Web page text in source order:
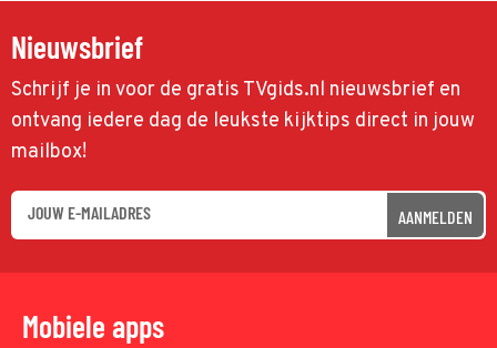
Nieuwsbrief
Schrijf je in voor de gratis TVgids.nl nieuwsbrief en
ontvang iedere dag de leukste kijktips direct in jouw
mailbox!
AANMELDEN
Mobiele apps